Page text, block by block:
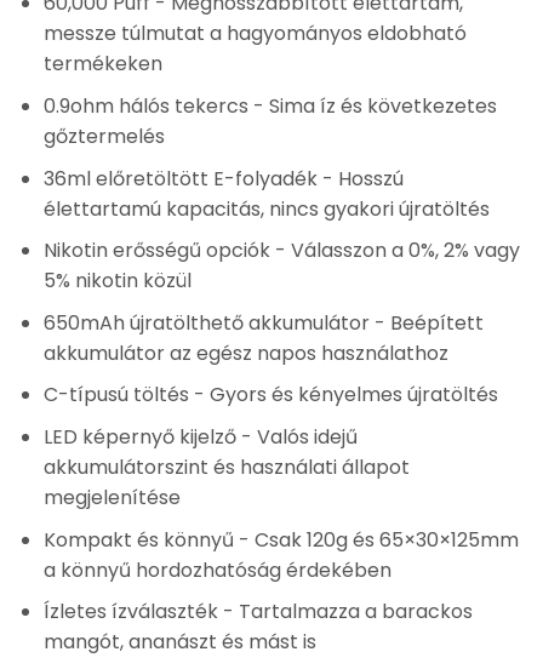
messze túlmutat a hagyományos eldobható
termékeken
0.9ohm hálós tekercs - Sima íz és következetes
gőztermelés
36ml előretöltött E-folyadék- Hosszú
élettartamú kapacitás, nincs gyakori újratöltés
Nikotin erősségű opciók- Válasszon a 0%, 2% vagy
5% nikotin közül
650mAh újratölthető akkumulátor- Beépített
akkumulátor az egész napos használathoz
C-típusú töltés - Gyors és kényelmes újratöltés
LED képernyő kijelző- Valós idejű
akkumulátorszint és használati állapot
megjelenítése
Kompakt és könnyű - Csak 120g és 65×30×125mm
a könnyű hordozhatóság érdekében
Ízletes ízválaszték- Tartalmazza a barackos
mangót, ananászt és mást is